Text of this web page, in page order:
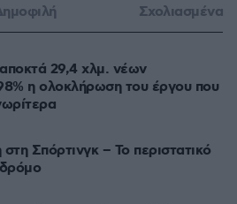
Σχολιασμένα
29,4 χλμ. νέων
η ολοκλήρωση του έργου που
Σπόρτινγκ – Το περιστατικό